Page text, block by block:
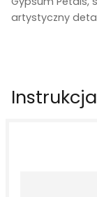
artystyczny